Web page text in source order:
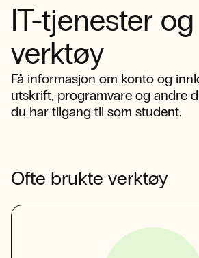
IT-tjenester og
verktøy
Få informasjon om konto og
utskrift, programvare og andre
du har tilgang til som student.
Ofte brukte verktøy